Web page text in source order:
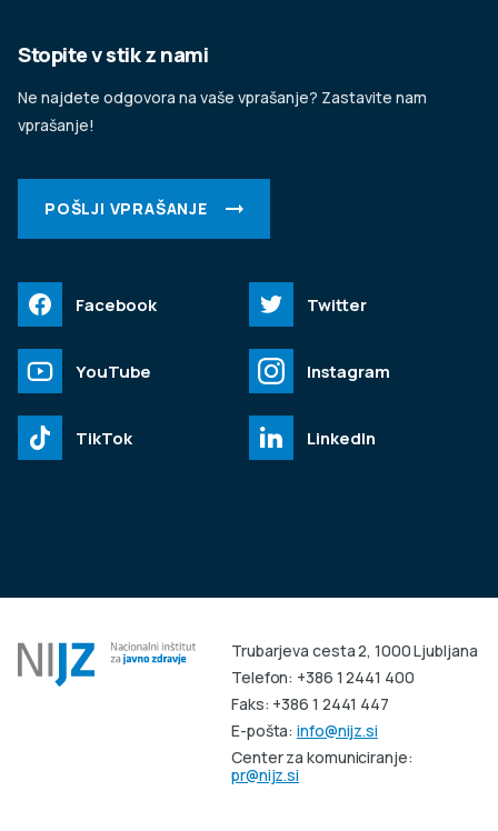
Trubarjeva cesta 2, 1000 Ljubljana
Telefon: +386 1 2441 400
Faks: +386 1 2441 447
E-pošta:info@nijz.si
Center za komuniciranje:
pr@nijz.si
Stopite v stik z nami
Ne najdete odgovora na vaše vprašanje? Zastavite nam
vprašanje!
POŠLJI VPRAŠANJE
Facebook Twitter
YouTube Instagram
TikTok LinkedIn